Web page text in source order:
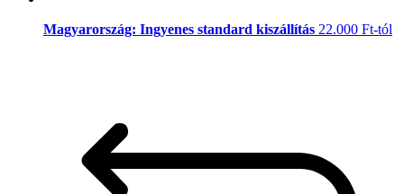
Magyarország: Ingyenes standard kiszállítás 22.000 Ft-tól